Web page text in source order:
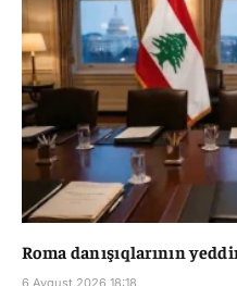
Roma danışıqlarının
6 Avqust 2026 18:18